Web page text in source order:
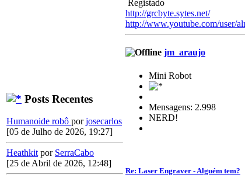
Posts Recentes
Humanoide robô porjosecarlos
[05 de Julho de 2026, 19:27]
Heathkit por SerraCabo
[25 de Abril de 2026, 12:48]
Registado
http://grcbyte.sytes.net/
http://www.youtube.com/user/
jm_araujo
Mini Robot
Mensagens: 2.998
NERD!
Re: Laser Engraver - Alguém tem?